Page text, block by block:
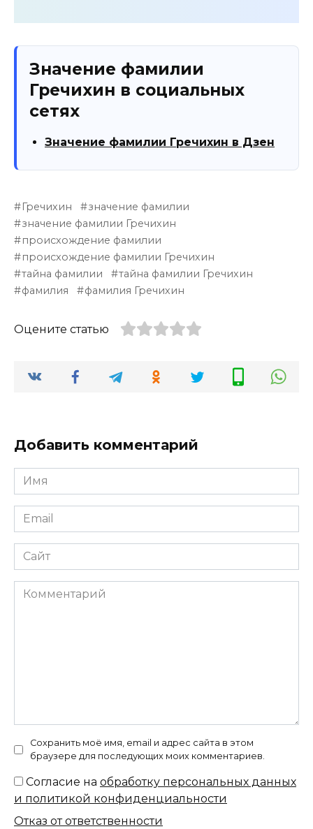
Значение фамилии
Гречихин в социальных
сетях
Значение фамилии Гречихин в Дзен
Гречихин
значение фамилии
значение фамилии Гречихин
происхождение фамилии
происхождение фамилии Гречихин
тайна фамилии
тайна фамилии Гречихин
фамилия
фамилия Гречихин
Оцените статью
Добавить комментарий
Имя
*
Email
*
Сайт
Комментарий
Сохранить моё имя, email и адрес сайта в этом
браузере для последующих моих комментариев.
Согласие на обработку персональных данных
и политикой конфиденциальности
Отказ от ответственности